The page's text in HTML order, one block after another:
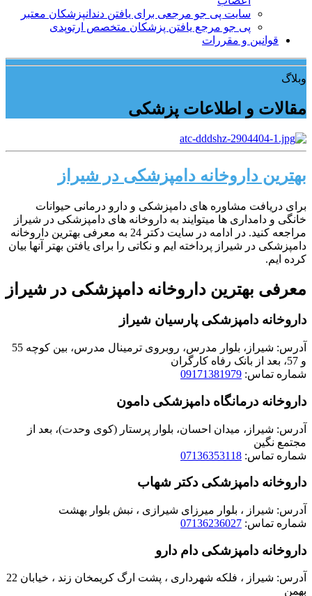
سایت پی جو مرجعی برای یافتن دندانپزشکان معتبر
پی جو مرجع یافتن پزشکان متخصص ارتوپدی
قوانین و مقررات
وبلاگ
مقالات و اطلاعات پزشکی
بهترین داروخانه دامپزشکی در شیراز
برای دریافت مشاوره های دامپزشکی و دارو درمانی حیوانات
خانگی و دامداری ها میتوایند به داروخانه های دامپزشکی در شیراز
مراجعه کنید. در ادامه در سایت دکتر 24 به معرفی بهترین داروخانه
دامپزشکی در شیراز پرداخته ایم و نکاتی را برای یافتن بهتر آنها بیان
کرده ایم.
معرفی بهترین داروخانه دامپزشکی در شیراز
داروخانه دامپزشکی پارسیان شیراز
آدرس: شیراز، بلوار مدرس، روبروی ترمینال مدرس، بین کوچه 55
و 57، بعد از بانک رفاه کارگران
شماره تماس: 09171381979
داروخانه درمانگاه دامپزشکی دامون
آدرس: شیراز، میدان احسان، بلوار پرستار (کوی وحدت)، بعد از
مجتمع نگین
شماره تماس: 07136353118
داروخانه دامپزشکی دکتر شهاب
آدرس: شیراز ، بلوار میرزای شیرازی ، نبش بلوار بهشت
شماره تماس: 07136236027
داروخانه دامپزشکی دام دارو
آدرس: شیراز ، فلکه شهرداری ، پشت ارگ کریمخان زند ، خیابان 22
بهمن